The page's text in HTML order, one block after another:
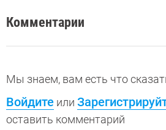
Комментарии
Мы знаем, вам есть что
Войдите или
оставить комментарий